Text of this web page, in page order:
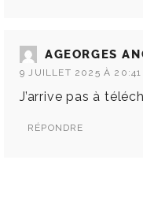
AGEORGES
9 JUILLET 2025 À 20:41
J’arrive pas à
RÉPONDRE